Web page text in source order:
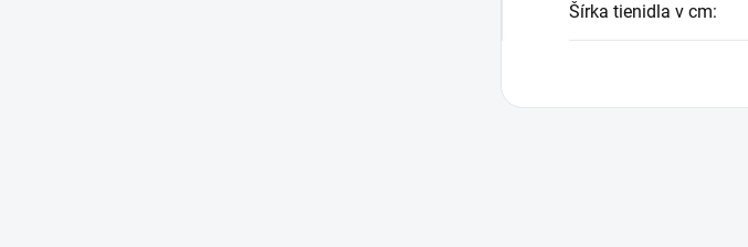
Šírka tienidla v cm: